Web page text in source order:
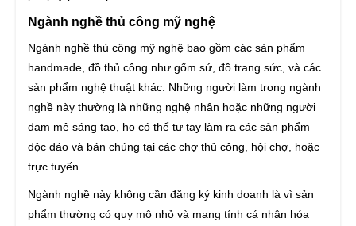
Ngành nghề thủ công mỹ nghệ
Ngành nghề thủ công mỹ nghệ bao gồm các sản phẩm
handmade, đồ thủ công như gốm sứ, đồ trang sức, và các
sản phẩm nghệ thuật khác. Những người làm trong ngành
nghề này thường là những nghệ nhân hoặc những người
đam mê sáng tạo, họ có thể tự tay làm ra các sản phẩm
độc đáo và bán chúng tại các chợ thủ công, hội chợ, hoặc
trực tuyến.
Ngành nghề này không cần đăng ký kinh doanh là vì sản
phẩm thường có quy mô nhỏ và mang tính cá nhân hóa